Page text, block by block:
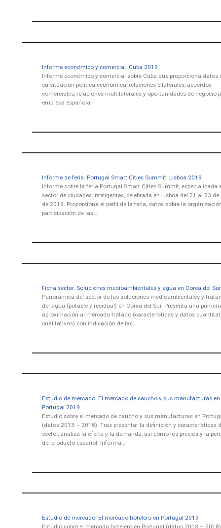
Informe económico y comercial. Cuba 2019
Informe económico y comercial sobre Cuba que proporciona datos
su situación política-económica, relaciones bilaterales, acuerdos
comerciales, relaciones multilaterales y oportunidades de negocio
empresa española.
Informe de feria. Portugal Smart Cities Summit. Lisboa 2019
Informe sobre la feria Portugal Smart Cities Summit, especializada
sector de ciudades inteligentes, celebrada en LIsboa del 21 al 23
de 2019. Proporciona el perfil de la feria, datos sobre la
participación de las…
Ficha sector. Soluciones medioambientales y agua en Corea del
Panorámica del sector de las soluciones medioambientales y
del agua (potable y residual) en Corea del Sur. Presenta una primera
aproximación al mercado tratado (características y datos
cualitativos) con indicación de las…
Estudio de mercado. El mercado de caucho y sus manufacturas en
Portugal 2019
Estudio sobre el mercado de caucho y sus manufacturas en
(datos 2013 – 2018). Tras presentar la definición y características
sector, analiza la oferta y la demanda, así como los precios y la
del producto español. Informa…
Estudio de mercado. El mercado hotelero en Portugal 2019